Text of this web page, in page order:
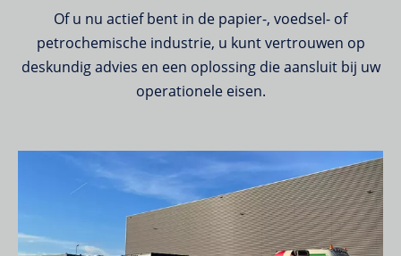
Of u nu actief bent in de papier-, voedsel- of
petrochemische industrie, u kunt vertrouwen op
deskundig advies en een oplossing die aansluit bij uw
operationele eisen.